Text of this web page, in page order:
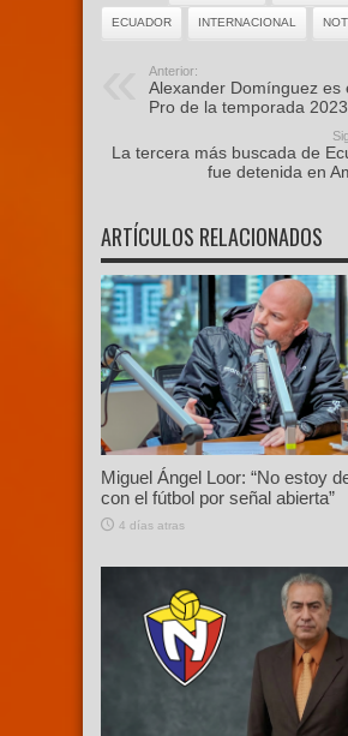
ECUADOR INTERNACIONAL
Anterior:
Alexander Domínguez es
Pro de la temporada 2023
La tercera más buscada de
fue detenida en
ARTÍCULOS RELACIONADOS
Miguel Ángel Loor: “No estoy
con el fútbol por señal abierta”
4 días atras